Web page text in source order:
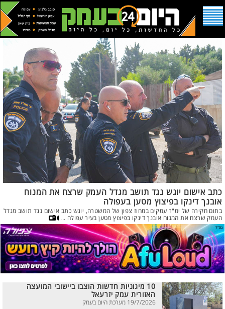
כתב אישום יוגש נגד תושב מגדל העמק שרצח את המנוח
אובנך דינקו בפיצוץ מטען בעפולה
בתום חקירה של ימ"ר עמקים במחוז צפון של המשטרה, יוגש כתב אישום נגד תושב מגדל
העמק שרצח את המנוח אובנך דינקו בפיצוץ מטען בעיר עפולה ...
10 מיגוניות חדשות הוצבו ביישובי המועצה
האזורית עמק יזרעאל
19/7/2026 מערכת היום בעמק